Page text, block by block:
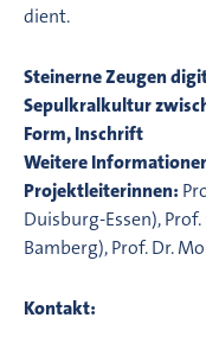
dient.
Steinerne Zeugen
Sepulkralkultur
Form, Inschrift
Weitere
Projektleiterinnen:
Duisburg-Essen),
Bamberg), Prof. Dr.
Kontakt: